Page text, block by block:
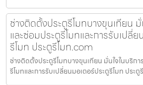
ช่างติดตั้งประตูรีโมทบางขุนเทียน
และซ่อมประตูรีโมทและการรับเปลี่
รีโมท ประตูรีโมท.com
ช่างติดตั้งประตูรีโมทบางขุนเทียน มั่นใจในบริก
รีโมทและการรับเปลี่ยนมอเตอร์ประตูรีโมท ประ